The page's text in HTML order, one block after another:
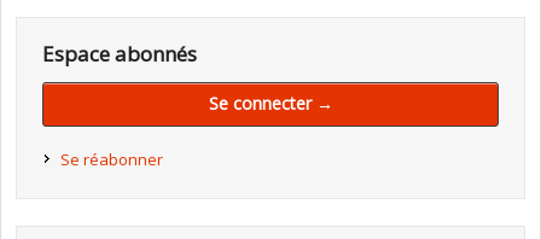
Espace abonnés
Se connecter →
Se réabonner